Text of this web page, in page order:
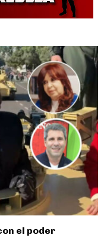
el poder